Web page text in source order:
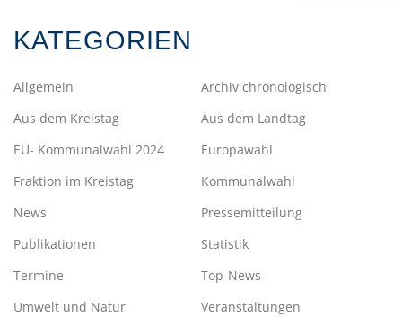
KATEGORIEN
Allgemein
Archiv chronologisch
Aus dem Kreistag
Aus dem Landtag
EU- Kommunalwahl 2024
Europawahl
Fraktion im Kreistag
Kommunalwahl
News
Pressemitteilung
Publikationen
Statistik
Termine
Top-News
Umwelt und Natur
Veranstaltungen